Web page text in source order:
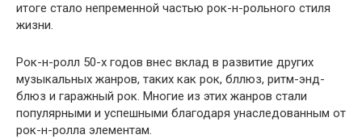
итоге стало непременной частью рок-н-рольного стиля
жизни.
Рок-н-ролл 50-х годов внес вклад в развитие других
музыкальных жанров, таких как рок, бллюз, ритм-энд-
блюз и гаражный рок. Многие из этих жанров стали
популярными и успешными благодаря унаследованным от
рок-н-ролла элементам.